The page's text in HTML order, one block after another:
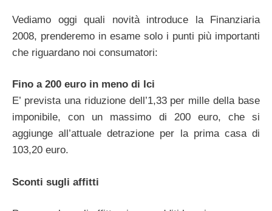
Vediamo oggi quali novità introduce la Finanziaria
2008, prenderemo in esame solo i punti più importanti
che riguardano noi consumatori:
Fino a 200 euro in meno di Ici
E’ prevista una riduzione dell’1,33 per mille della base
imponibile, con un massimo di 200 euro, che si
aggiunge all’attuale detrazione per la prima casa di
103,20 euro.
Sconti sugli affitti